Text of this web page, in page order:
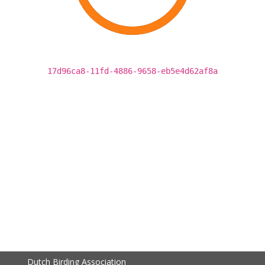
17d96ca8-11fd-4886-9658-eb5e4d62af8a
Dutch Birding Association